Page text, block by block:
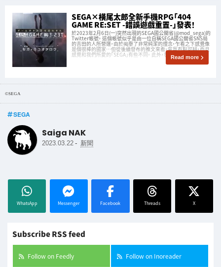
SEGA×橫尾太郎全新手機RPG「404
GAME RE:SET -錯誤遊戲重置-」發表！
於2023年2月6日(一)突然出現的SEGA國公關省(@mod_sega)的
Twitter帳號。 這個帳號似乎是由一位自稱SEGA國公關省SNS局
的吉田的人所營運，由於掲舉了非常純潔的理念，乍看之下感覺像
是個很棒的國家…但從後續發布的推文來看，氣氛有點可疑，而且
感覺和我們所愛的「SEGA」有些不同。 此外，發表時公Read more
©SEGA
SEGA
Saiga NAK
2023.03.22 - 新聞
WhatsApp Messenger Facebook Threads X
Subscribe RSS feed
Follow on Feedly Follow on Inoreader